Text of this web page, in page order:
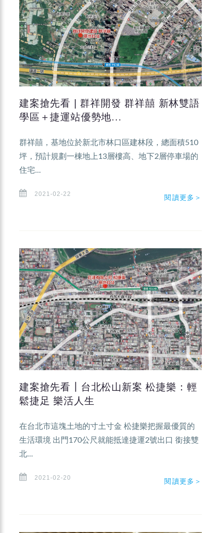
建案搶先看 | 群祥開發 群祥囍 新林雙語
學區＋捷運站優勢地...
群祥囍，基地位於新北市林口區建林段，總面積510
坪，預計規劃一棟地上13層樓高、地下2層停車場的
住宅...
2021-02-22 閱讀更多＞
建案搶先看┃台北松山新案 松捷樂：輕
鬆捷足 樂活人生
在台北市這塊土地的寸土寸金 松捷樂把握最優質的
生活環境 出門170公尺就能抵達捷運2號出口 銜接雙
北...
2021-02-20 閱讀更多＞